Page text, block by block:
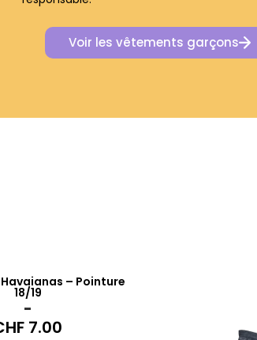
Voir les vêtements garçons
– Pointure
18/19
-
7.00